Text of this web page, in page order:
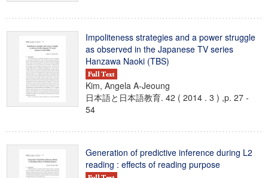
Impoliteness strategies and a power struggle
as observed in the Japanese TV series
Hanzawa Naoki (TBS)
Kim, Angela A-Jeoung
日本語と日本語教育. 42 ( 2014 . 3 ) ,p. 27 -
54
Generation of predictive inference during L2
reading : effects of reading purpose